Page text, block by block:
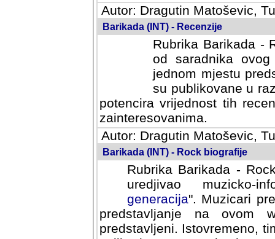
Autor: Dragutin Matoševic,
Barikada (INT) - Recenzije
Rubrika Barikada -
od saradnika
jednom mjestu
su publikovane u
potencira vrijednost tih
zainteresovanima.
Autor: Dragutin Matoševic,
Barikada (INT) - Rock biografije
Rubrika Barikada -
uredjivao muzicko-
Muzicari predstavljeni u
na ovom web portalu
Istovremeno, tim nacinom